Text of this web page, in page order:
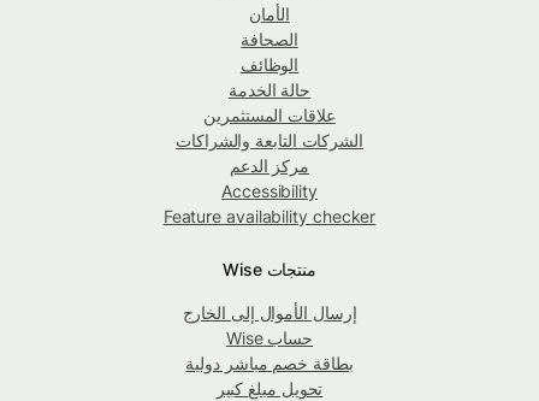
الأمان
الصحافة
الوظائف
حالة الخدمة
علاقات المستثمرين
الشركات التابعة والشراكات
مركز الدعم
Accessibility
Feature availability checker
منتجات Wise
إرسال الأموال إلى الخارج
حساب Wise
بطاقة خصم مباشر دولية
تحويل مبلغ كبير